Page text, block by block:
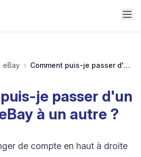
eBay › Comment puis-je passer d'un compte eBay à un autre ?
je passer d'un
à un autre ?
de compte en haut à droite